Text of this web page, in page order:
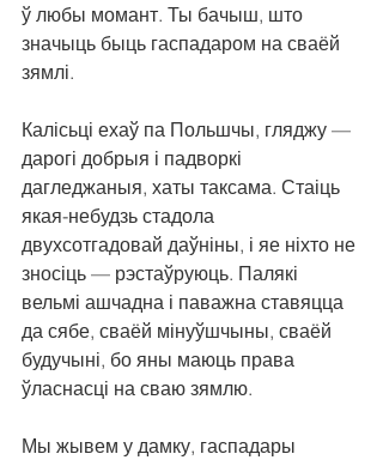
ў любы момант. Ты бачыш, што
значыць быць гаспадаром на сваёй
зямлі.
Калісьці ехаў па Польшчы, гляджу —
дарогі добрыя і падворкі
дагледжаныя, хаты таксама. Стаіць
якая-небудзь стадола
двухсотгадовай даўніны, і яе ніхто не
зносіць — рэстаўруюць. Палякі
вельмі ашчадна і паважна ставяцца
да сябе, сваёй мінуўшчыны, сваёй
будучыні, бо яны маюць права
ўласнасці на сваю зямлю.
Мы жывем у дамку, гаспадары